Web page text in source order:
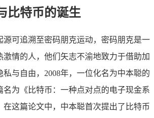
比特币的诞生
源可追溯至密码朋克运动，密码朋克是一
激情的人，他们矢志不渝地致力于借助加
私与自由，2008年，一位化名为中本聪的
名为《比特币：一种点对点的电子现金系
在这篇论文中，中本聪首次提出了比特币